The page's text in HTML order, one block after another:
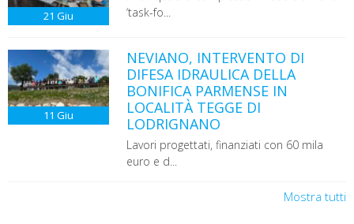
21 Giu
‘task-fo...
11 Giu
NEVIANO, INTERVENTO DI
DIFESA IDRAULICA DELLA
BONIFICA PARMENSE IN
LOCALITÀ TEGGE DI
LODRIGNANO
Lavori progettati, finanziati con 60 mila
euro e d...
Mostra tutti